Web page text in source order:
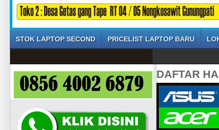
STOK LAPTOP SECOND PRICELIST LAPTOP BARU
DAFTAR